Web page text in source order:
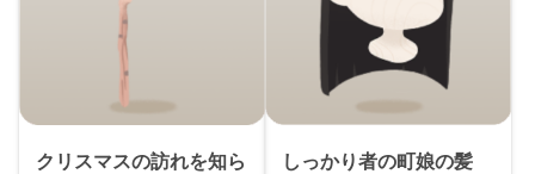
クリスマスの訪れを知ら
しっかり者の町娘の髪